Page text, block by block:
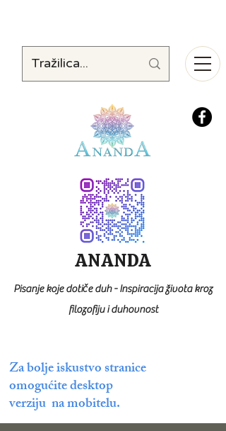
Za bolje iskustvo stranice
omogućite desktop
verziju na mobitelu.
ANANDA
Pisanje koje dotiče duh - Inspiracija života kroz
filozofiju i duhovnost